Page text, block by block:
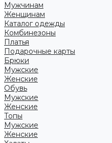
Мужчинам
Женщинам
Каталог одежды
Комбинезоны
Платья
Подарочные карты
Брюки
Мужские
Женские
Обувь
Мужские
Женские
Топы
Мужские
Женские